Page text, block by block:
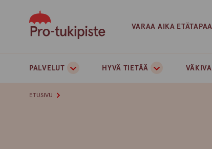
VARAA AIKA
PALVELUT HYVÄ TIETÄÄ
ETUSIVU